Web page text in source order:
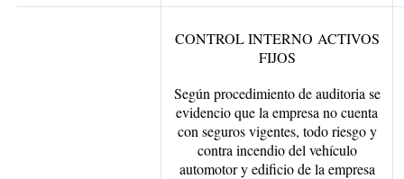
CONTROL INTERNO ACTIVOS
FIJOS
Según procedimiento de auditoria se
evidencio que la empresa no cuenta
con seguros vigentes, todo riesgo y
contra incendio del vehículo
automotor y edificio de la empresa